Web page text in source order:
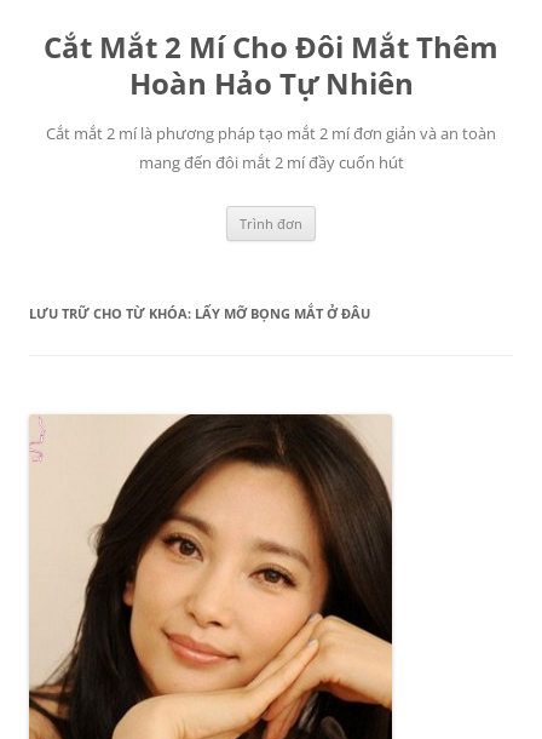
nội
dung
Cắt Mắt 2 Mí Cho Đôi Mắt Thêm
Hoàn Hảo Tự Nhiên
Cắt mắt 2 mí là phương pháp tạo mắt 2 mí đơn giản và an toàn
mang đến đôi mắt 2 mí đầy cuốn hút
Trình đơn
LƯU TRỮ CHO TỪ KHÓA: LẤY MỠ BỌNG MẮT Ở ĐÂU